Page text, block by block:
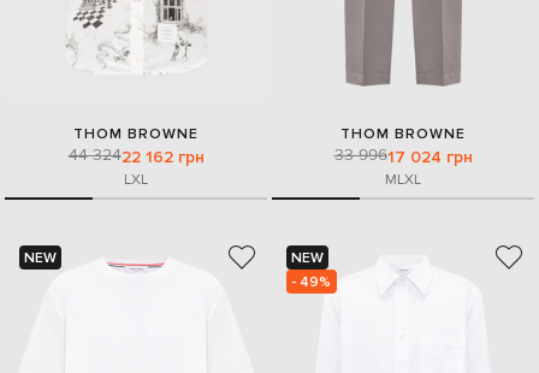
THOM BROWNE
44 32422 162 грн
LXL
THOM BROWNE
33 99617 024 грн
MLXL
NEW
NEW
- 49%